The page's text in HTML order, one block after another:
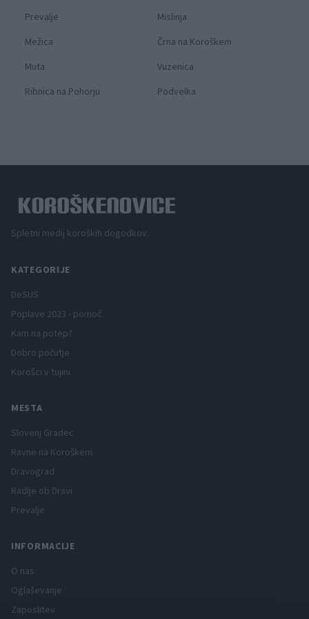
Prevalje
Mislinja
Mežica
Črna na Koroškem
Muta
Vuzenica
Ribnica na Pohorju
Podvelka
Spletni medij koroških dogodkov.
KATEGORIJE
DeSUS
Poplave 2023 - pomoč
Kam na potep?
Dobro počutje
Korošci v tujini
MESTA
Slovenj Gradec
Ravne na Koroškem
Dravograd
Radlje ob Dravi
Prevalje
INFORMACIJE
O nas
Oglaševanje
Zaposlitev